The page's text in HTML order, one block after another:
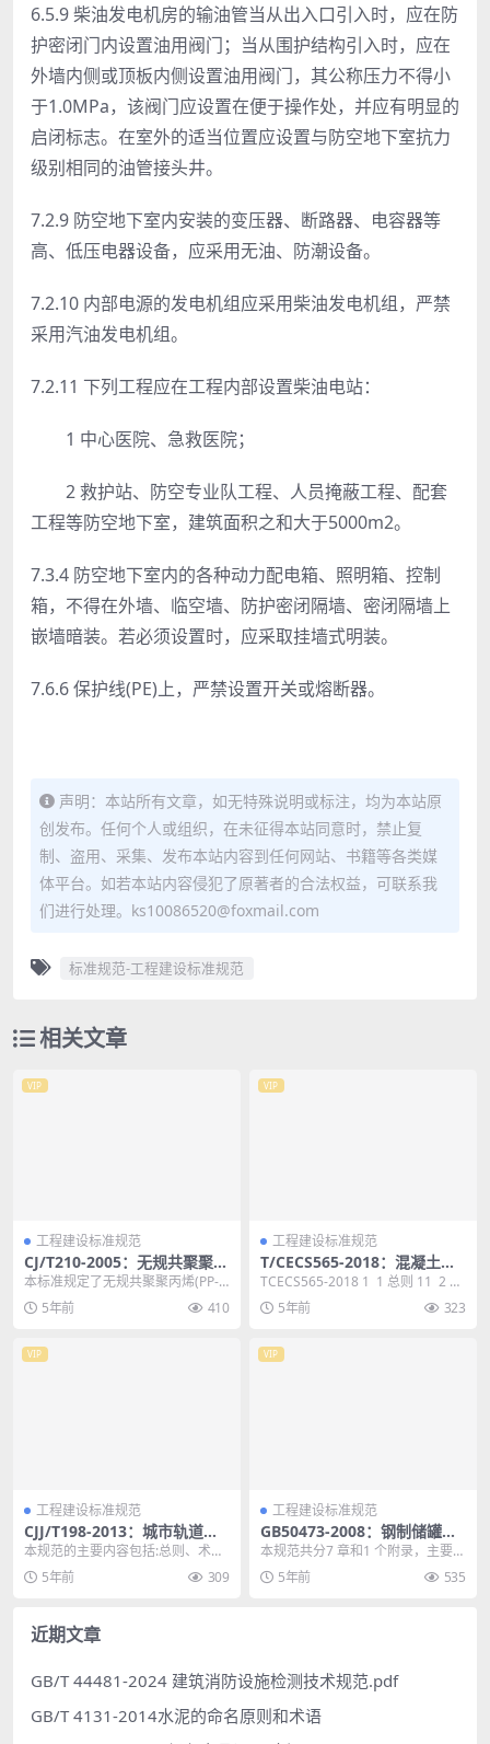
6.5.9柴油发电机房的输油管当从出入口引入时，应在防
护密闭门内设置油用阀门；当从围护结构引入时，应在
外墙内侧或顶板内侧设置油用阀门，其公称压力不得小
于1.0MPa，该阀门应设置在便于操作处，并应有明显的
启闭标志。在室外的适当位置应设置与防空地下室抗力
级别相同的油管接头井。
7.2.9 防空地下室内安装的变压器、断路器、电容器等
高、低压电器设备，应采用无油、防潮设备。
7.2.10 内部电源的发电机组应采用柴油发电机组，严禁
采用汽油发电机组。
7.2.11 下列工程应在工程内部设置柴油电站：
1 中心医院、急救医院；
2 救护站、防空专业队工程、人员掩蔽工程、配套
工程等防空地下室，建筑面积之和大于5000m2。
7.3.4 防空地下室内的各种动力配电箱、照明箱、控制
箱，不得在外墙、临空墙、防护密闭隔墙、密闭隔墙上
嵌墙暗装。若必须设置时，应采取挂墙式明装。
7.6.6 保护线(PE)上，严禁设置开关或熔断器。
声明：本站所有文章，如无特殊说明或标注，均为本站原
创发布。任何个人或组织，在未征得本站同意时，禁止复
制、盗用、采集、发布本站内容到任何网站、书籍等各类媒
体平台。如若本站内容侵犯了原著者的合法权益，可联系我
们进行处理。ks10086520@foxmail.com
标准规范-工程建设标准规范
相关文章
VIP
工程建设标准规范
CJ/T210-2005：无规共聚聚丙
烯(PP-R)塑铝稳态复合管
本标准规定了无规共聚聚丙烯(PP-
R) 塑铝稳态复合管（以下简称PP-R
塑铝稳...
5年前 410
VIP
工程建设标准规范
T/CECS565-2018：混凝土结
构耐久性电化学技术规程
TCECS565-2018 1 1 总则 11 2 术
语和符号 12 2....
5年前 323
VIP
工程建设标准规范
CJJ/T198-2013：城市轨道交
通接触轨供电系统技术规范
本规范的主要内容包括:总则、术
语、接触轨供电系统设计、接触轨
供电系统施工、接触轨...
5年前 309
VIP
工程建设标准规范
GB50473-2008：钢制储罐地
基基础设计规范
本规范共分7 章和1 个附录，主要内
容包括:总则、术语和符号、基本规
定、基础环墙...
5年前 535
近期文章
GB/T 44481-2024 建筑消防设施检测技术规范.pdf
GB/T 4131-2014水泥的命名原则和术语